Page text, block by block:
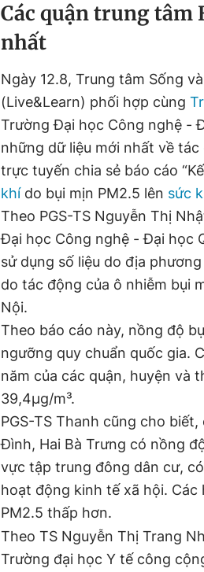
Các quận trung tâm
nhất
Ngày 12.8, Trung tâm Sống
(Live&Learn) phối hợp cùng
Trường Đại học Công nghệ -
những dữ liệu mới nhất về
trực tuyến chia sẻ báo cáo
khído bụi mịn PM2.5 lên sức
Theo PGS-TS Nguyễn Thị
Đại học Công nghệ - Đại học
sử dụng số liệu do địa
do tác động của ô nhiễm bụi
Nội.
Theo báo cáo này, nồng độ
ngưỡng quy chuẩn quốc gia.
năm của các quận, huyện và
39,4µg/m³.
PGS-TS Thanh cũng cho
Đình, Hai Bà Trưng có nồng
vực tập trung đông dân cư,
hoạt động kinh tế xã hội.
PM2.5 thấp hơn.
Theo TS Nguyễn Thị Trang
Trường đại học Y tế công